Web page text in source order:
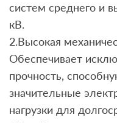
систем среднего и
кВ.
2.Высокая
Обеспечивает
прочность,
значительные
нагрузки для